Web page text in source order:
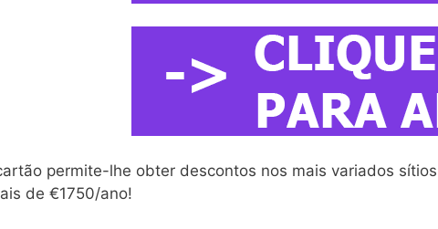
permite-lhe obter descontos nos mais variados
de €1750/ano!